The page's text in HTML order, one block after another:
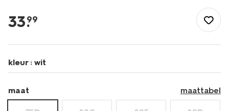
bh/niet-
voorgevormde-
heavy-
support-
zonder-
21701207.html
33.
99
kleur : wit
maat maattabel